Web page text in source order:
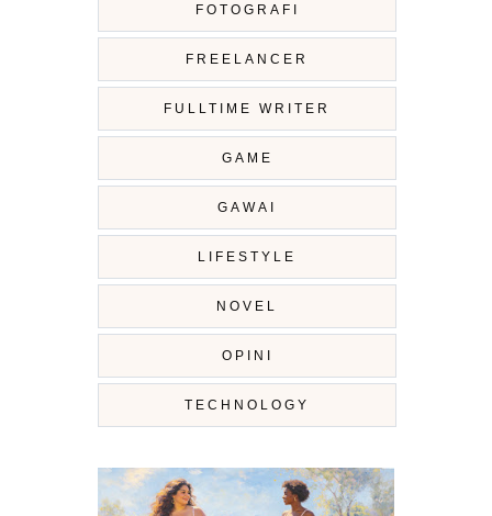
FOTOGRAFI
FREELANCER
FULLTIME WRITER
GAME
GAWAI
LIFESTYLE
NOVEL
OPINI
TECHNOLOGY